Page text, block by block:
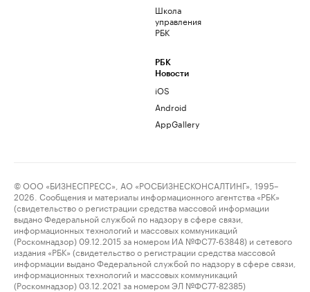
Школа
управления
РБК
РБК
Новости
iOS
Android
AppGallery
© ООО «БИЗНЕСПРЕСС», АО «РОСБИЗНЕСКОНСАЛТИНГ», 1995–
2026. Сообщения и материалы информационного агентства «РБК»
(свидетельство о регистрации средства массовой информации
выдано Федеральной службой по надзору в сфере связи,
информационных технологий и массовых коммуникаций
(Роскомнадзор) 09.12.2015 за номером ИА №ФС77-63848) и сетевого
издания «РБК» (свидетельство о регистрации средства массовой
информации выдано Федеральной службой по надзору в сфере связи,
информационных технологий и массовых коммуникаций
(Роскомнадзор) 03.12.2021 за номером ЭЛ №ФС77-82385)